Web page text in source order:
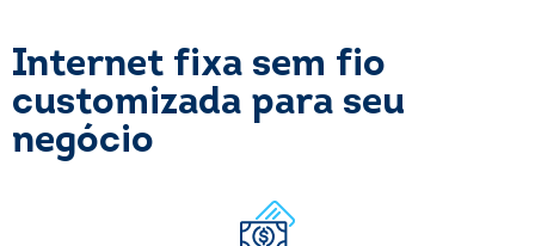
Internet fixa sem fio
customizada para seu
negócio